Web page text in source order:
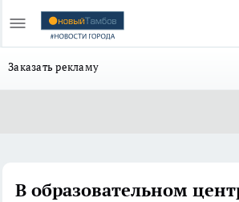
Заказать рекламу
В образовательном